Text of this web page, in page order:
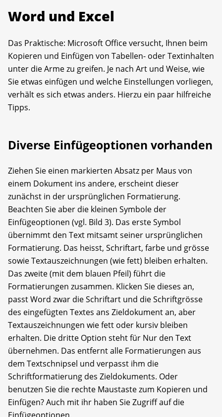
Word und Excel
Das Praktische: Microsoft Office versucht, Ihnen beim
Kopieren und Einfügen von Tabellen- oder Text­inhalten
unter die Arme zu greifen. Je nach Art und Weise, wie
Sie etwas einfügen und welche Einstellungen vorliegen,
verhält es sich etwas anders. Hierzu ein paar hilfreiche
Tipps.
Diverse Einfügeoptionen vorhanden
Ziehen Sie einen markierten Absatz per Maus von
einem Dokument ins andere, erscheint dieser
zunächst in der ursprünglichen Formatierung.
Beachten Sie aber die kleinen Symbole der
Einfügeoptionen (vgl. Bild 3). Das erste Symbol
übernimmt den Text mitsamt seiner ursprüng­lichen
Formatierung. Das heisst, Schriftart, farbe und grösse
sowie Textauszeichnungen (wie fett) bleiben erhalten.
Das zweite (mit dem blauen Pfeil) führt die
Formatierungen zusammen. Klicken Sie dieses an,
passt Word zwar die Schriftart und die Schriftgrösse
des eingefügten Textes ans Zieldokument an, aber
Textauszeichnungen wie fett oder kursiv bleiben
erhalten. Die dritte Option steht für Nur den Text
übernehmen. Das entfernt alle Formatierungen aus
dem Textschnipsel und verpasst ihm die
Schriftformatierung des Zieldokuments. Oder
benutzen Sie die rechte Maustaste zum Kopieren und
Einfügen? Auch mit ihr haben Sie Zugriff auf die